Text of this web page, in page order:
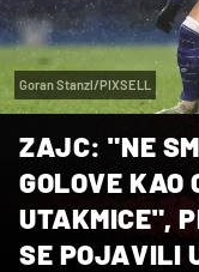
Goran Stanzl/PIXSELL
ZAJC: "NE
GOLOVE
UTAKMICE",
SE POJAVILI